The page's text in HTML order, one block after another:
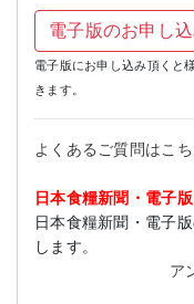
電子版のお申し
電子版にお申し込み頂くと
きます。
よくあるご質問はこち
日本食糧新聞・電子
日本食糧新聞・電子
します。
ア